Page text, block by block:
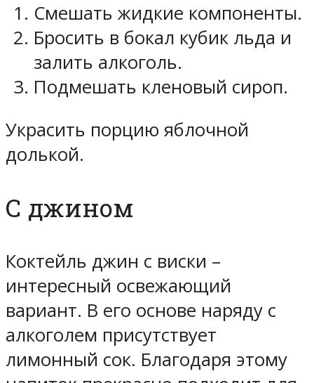
Смешать жидкие компоненты.
Бросить в бокал кубик льда и
залить алкоголь.
Подмешать кленовый сироп.
Украсить порцию яблочной
долькой.
С джином
Коктейль джин с виски –
интересный освежающий
вариант. В его основе наряду с
алкоголем присутствует
лимонный сок. Благодаря этому